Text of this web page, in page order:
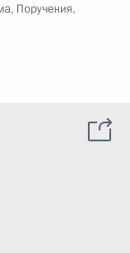
, Поручения,